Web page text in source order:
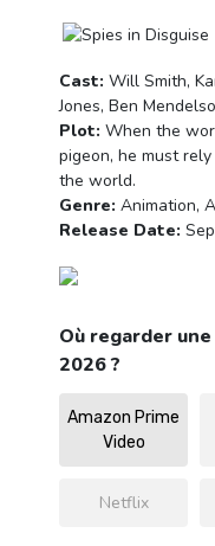
Cast: Will Smith,
Jones, Ben
Plot: When the
pigeon, he must
the world.
Genre: Animation,
Release Date:
Où regarder
2026 ?
Amazon Prime
Video
Netflix